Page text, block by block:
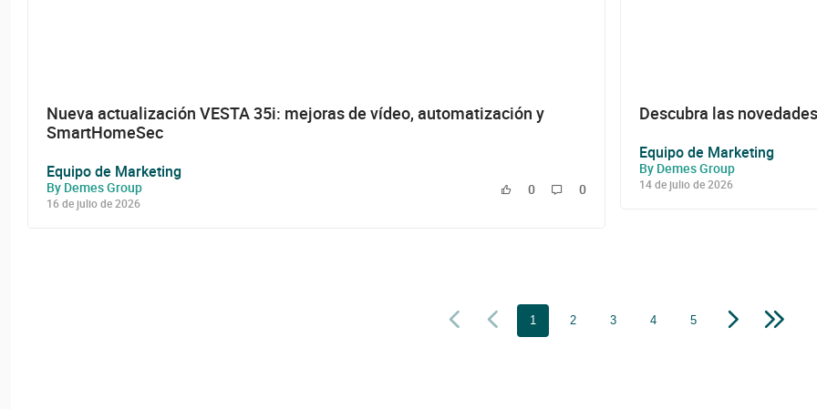
Nueva actualización VESTA 35i: mejoras de vídeo, automatización y
SmartHomeSec
Equipo de Marketing
By Demes Group
16 de julio de 2026
0 0
Descubra las
Equipo de Marketing
By Demes Group
14 de julio de 2026
1 2 3 4 5